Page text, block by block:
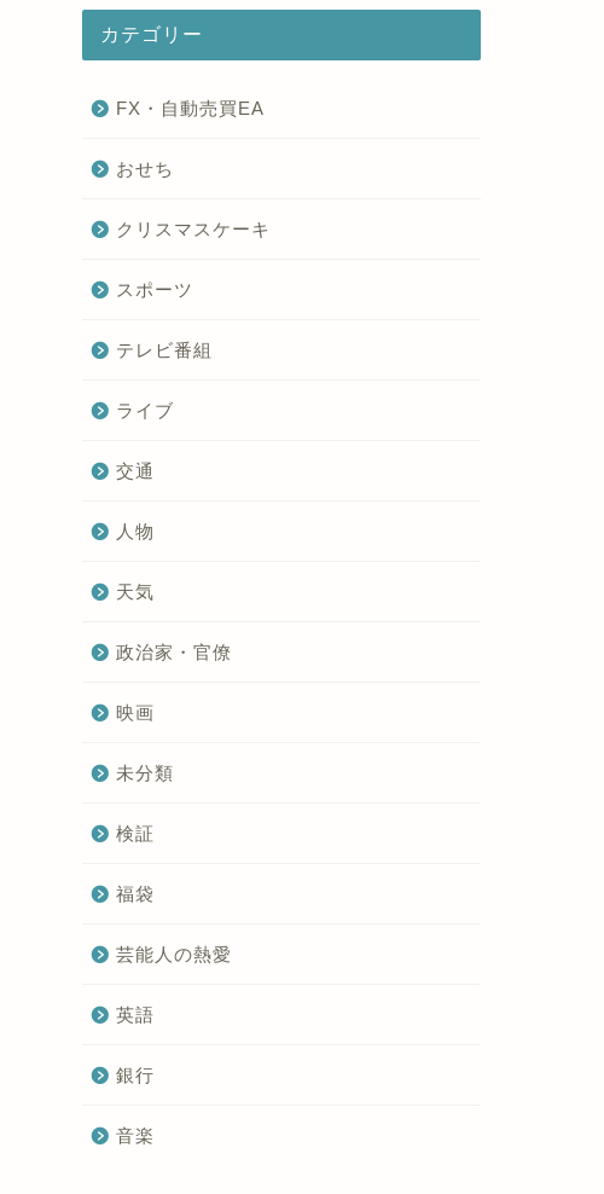
カテゴリー
FX・自動売買EA
おせち
クリスマスケーキ
スポーツ
テレビ番組
ライブ
交通
人物
天気
政治家・官僚
映画
未分類
検証
福袋
芸能人の熱愛
英語
銀行
音楽